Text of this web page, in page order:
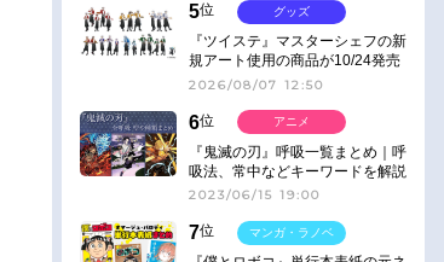
5位
『ツイステ』マスターシェフの新
規アート使用の商品が10/24発売
2026/08/07 12:50
グッズ
6位
『鬼滅の刃』呼吸一覧まとめ｜呼
吸法、常中などキーワードを解説
2023/06/15 19:00
アニメ
7位
マンガ・ラノベ